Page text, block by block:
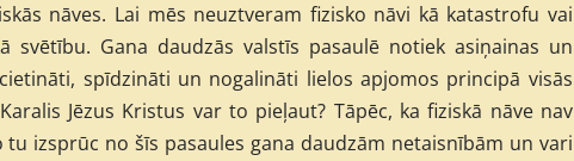
nāves. Lai mēs neuztveram fizisko nāvi kā katastrofu vai
svētību. Gana daudzās valstīs pasaulē notiek asiņainas un
spīdzināti un nogalināti lielos apjomos principā visās
Jēzus Kristus var to pieļaut? Tāpēc, ka fiziskā nāve nav
izsprūc no šīs pasaules gana daudzām netaisnībām un vari